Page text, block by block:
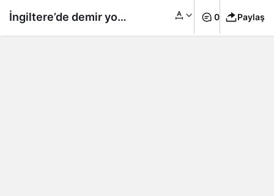
İngiltere’de demir yolu 0 Paylaş